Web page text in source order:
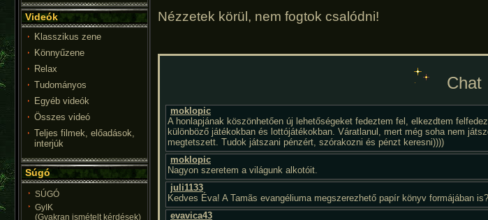
Videók
Klasszikus zene
Könnyűzene
Relax
Tudományos
Egyéb videók
Összes videó
Teljes filmek, előadások,
interjúk
Súgó
SÚGÓ
GyIK
(Gyakran ismételt kérdések)
Nézzetek körül, nem fogtok csalódni!
Chat